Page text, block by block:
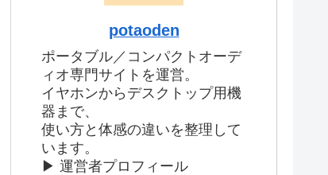
potaoden
ポータブル／コンパクトオーデ
ィオ専門サイトを運営。
イヤホンからデスクトップ用機
器まで、
使い方と体感の違いを整理して
います。
▶ 運営者プロフィール